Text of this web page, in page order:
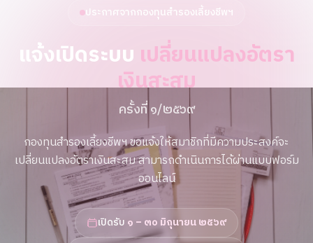
ประกาศจากกองทุนสำรองเลี้ยงชีพฯ
แจ้งเปิดระบบ เปลี่ยนแปลงอัตรา
เงินสะสม
ครั้งที่ ๑/๒๕๖๙
กองทุนสำรองเลี้ยงชีพฯ ขอแจ้งให้สมาชิกที่มีความประสงค์จะ
เปลี่ยนแปลงอัตราเงินสะสม สามารถดำเนินการได้ผ่านแบบฟอร์ม
ออนไลน์
เปิดรับ ๑ – ๓๐ มิถุนายน ๒๕๖๙